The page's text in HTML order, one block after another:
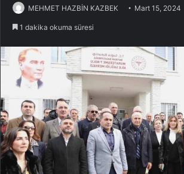
MEHMET HAZBİN KAZBEK Mart 15, 2024
1 dakika okuma süresi